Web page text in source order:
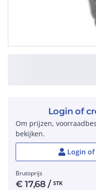
Login of
Om prijzen,
bekijken.
Login
Brutoprijs
€17,68 / STK